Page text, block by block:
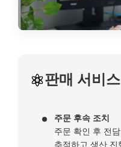
판매 서비스
주문 후속 조치
주문 확인 후 전
추적하고 생산 진